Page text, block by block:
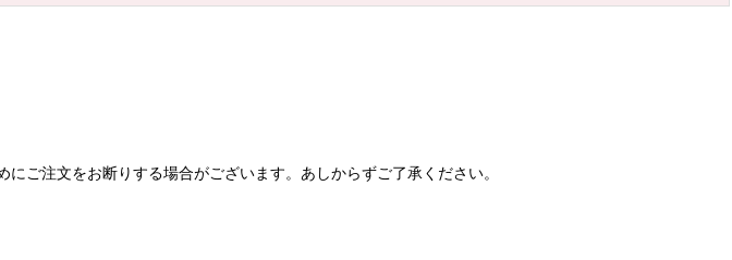
ご注文をお断りする場合がございます。あしからずご了承ください。